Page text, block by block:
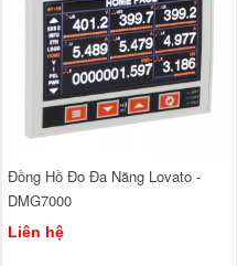
Đồng Hồ Đo Đa Năng Lovato -
DMG7000
Liên hệ